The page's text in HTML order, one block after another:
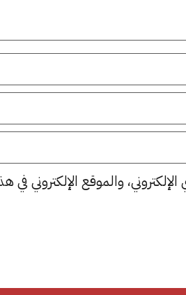
والموقع الإلكتروني